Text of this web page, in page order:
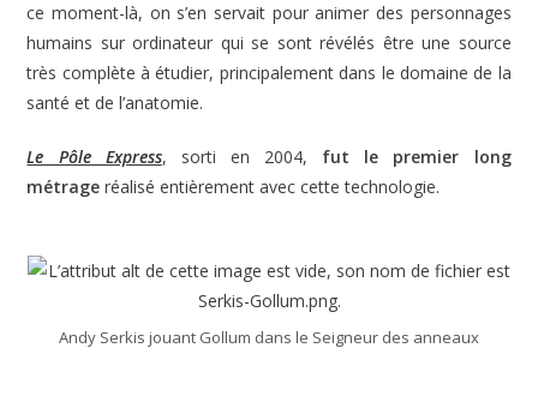
ce moment-là, on s’en servait pour animer des personnages
humains sur ordinateur qui se sont révélés être une source
très complète à étudier, principalement dans le domaine de la
santé et de l’anatomie.
Le Pôle Express, sorti en 2004, fut le premier long
métrage réalisé entièrement avec cette technologie.
Andy Serkis jouant Gollum dans le Seigneur des anneaux